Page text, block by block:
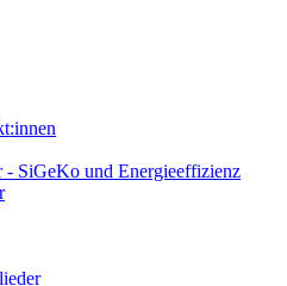
- SiGeKo und Energieeffizienz